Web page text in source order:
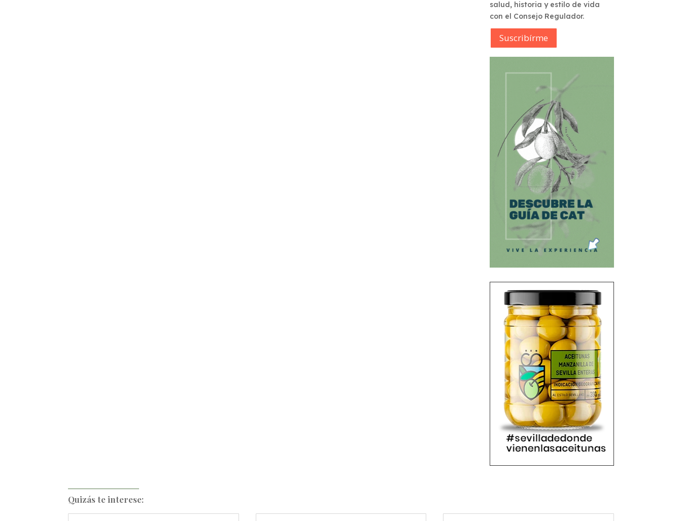
salud, historia y estilo de vida
con el Consejo Regulador.
Suscribírme
Quizás te interese: